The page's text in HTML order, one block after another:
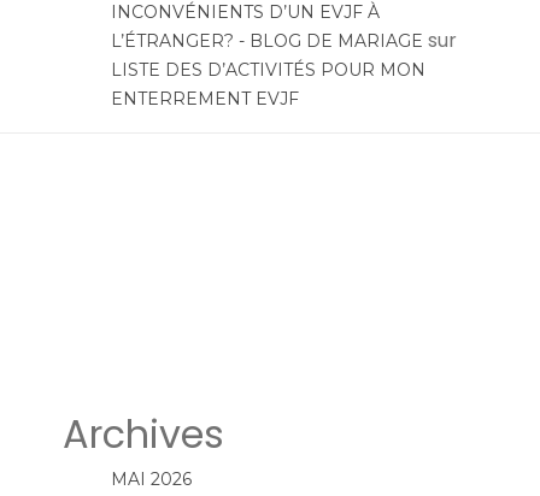
INCONVÉNIENTS D’UN EVJF À
L’ÉTRANGER? - BLOG DE MARIAGE sur
LISTE DES D’ACTIVITÉS POUR MON
ENTERREMENT EVJF
Archives
MAI 2026